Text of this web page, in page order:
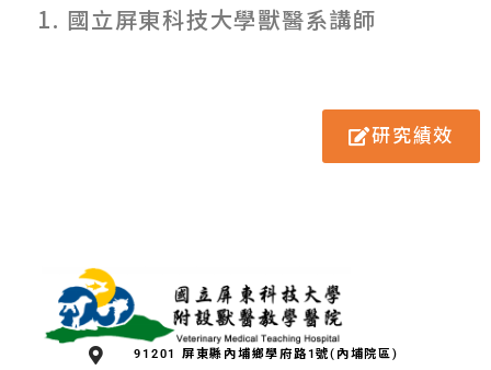
1. 國立屏東科技大學獸醫系講師
研究績效
91201 屏東縣內埔鄉學府路1號(內埔院區)